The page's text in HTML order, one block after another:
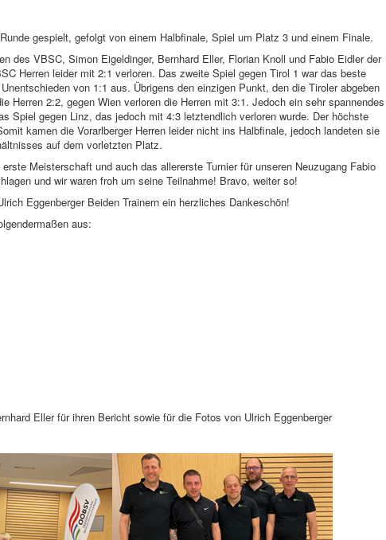
gespielt, gefolgt von einem Halbfinale, Spiel um Platz 3 und einem Finale.
des VBSC, Simon Eigeldinger, Bernhard Eller, Florian Knoll und Fabio Eidler der
Herren leider mit 2:1 verloren. Das zweite Spiel gegen Tirol 1 war das beste
von 1:1 aus. Übrigens den einzigen Punkt, den die Tiroler abgeben
Herren 2:2, gegen Wien verloren die Herren mit 3:1. Jedoch ein sehr spannendes
Spiel gegen Linz, das jedoch mit 4:3 letztendlich verloren wurde. Der höchste
kamen die Vorarlberger Herren leider nicht ins Halbfinale, jedoch landeten sie
auf dem vorletzten Platz.
Meisterschaft und auch das allererste Turnier für unseren Neuzugang Fabio
und wir waren froh um seine Teilnahme! Bravo, weiter so!
Eggenberger Beiden Trainern ein herzliches Dankeschön!
aus:
Eller für ihren Bericht sowie für die Fotos von Ulrich Eggenberger